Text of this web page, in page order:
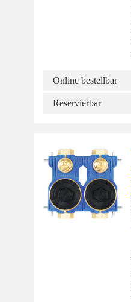
Online bestellbar
Reservierbar